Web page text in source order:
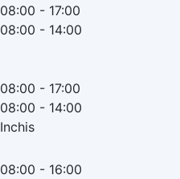
08:00 - 17:00
08:00 - 14:00
08:00 - 17:00
08:00 - 14:00
Inchis
08:00 - 16:00